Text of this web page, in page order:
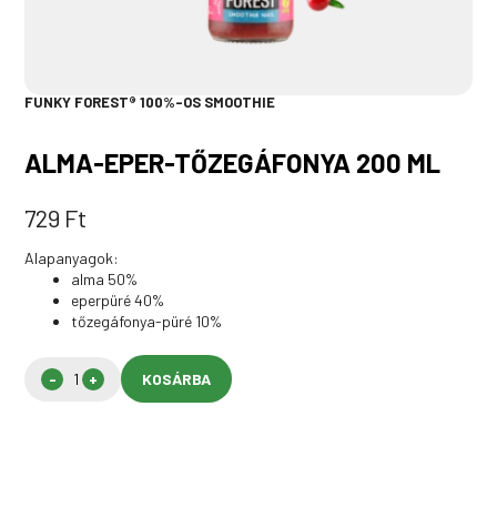
FUNKY FOREST® 100%-OS SMOOTHIE
ALMA-EPER-TŐZEGÁFONYA 200 ML
729 Ft
Alapanyagok:
alma 50%
eperpüré 40%
tőzegáfonya-püré 10%
KOSÁRBA